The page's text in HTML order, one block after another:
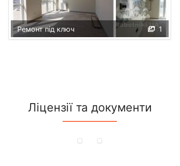
1
Ремонт під ключ
Ліцензії та документи